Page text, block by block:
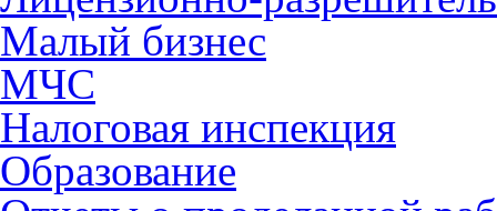
Малый бизнес
МЧС
Налоговая инспекция
Образование